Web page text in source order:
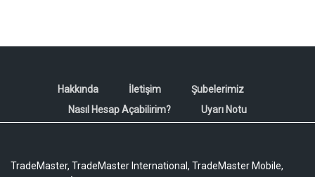
Hakkında İletişim
Şubelerimiz
Nasıl Hesap Açabilirim?
Uyarı Notu
TradeMaster, TradeMaster International, TradeMaster Mobile,